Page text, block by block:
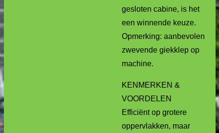
gesloten cabine, is het
een winnende keuze.
Opmerking: aanbevolen
zwevende giekklep op
machine.
KENMERKEN &
VOORDELEN
Efficiënt op grotere
oppervlakken, maar